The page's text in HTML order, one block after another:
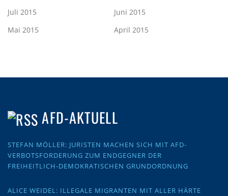
Juli 2015
Juni 2015
Mai 2015
April 2015
AFD-AKTUELL
STEFAN MÖLLER: JURISTEN MACHEN SICH MIT AFD-
VERBOTSFORDERUNG ZUM ENDGEGNER DER
FREIHEITLICH-DEMOKRATISCHEN GRUNDORDNUNG
ALICE WEIDEL: ILLEGALE MIGRANTEN MIT ALLER HÄRTE